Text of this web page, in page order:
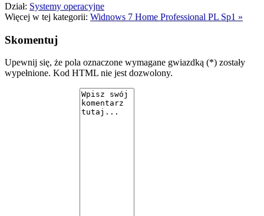
Dział: Systemy operacyjne
Więcej w tej kategorii: Widnows 7 Home Professional PL Sp1 »
Skomentuj
Upewnij się, że pola oznaczone wymagane gwiazdką (*) zostały
wypełnione. Kod HTML nie jest dozwolony.